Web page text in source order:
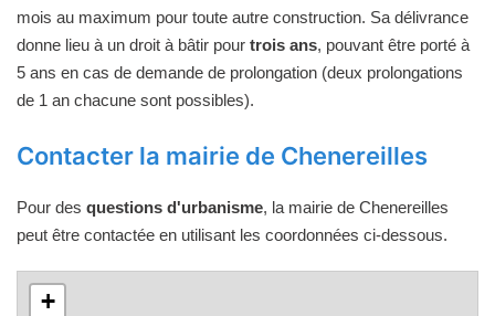
mois au maximum pour toute autre construction. Sa délivrance
donne lieu à un droit à bâtir pour trois ans, pouvant être porté à
5 ans en cas de demande de prolongation (deux prolongations
de 1 an chacune sont possibles).
Contacter la mairie de Chenereilles
Pour des questions d'urbanisme, la mairie de Chenereilles
peut être contactée en utilisant les coordonnées ci-dessous.
+